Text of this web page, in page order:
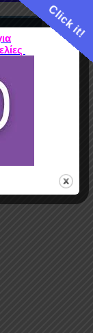
Click it!